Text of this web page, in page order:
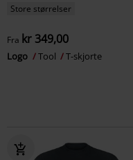
Store størrelser
Fra kr 349,00
Logo Tool T-skjorte